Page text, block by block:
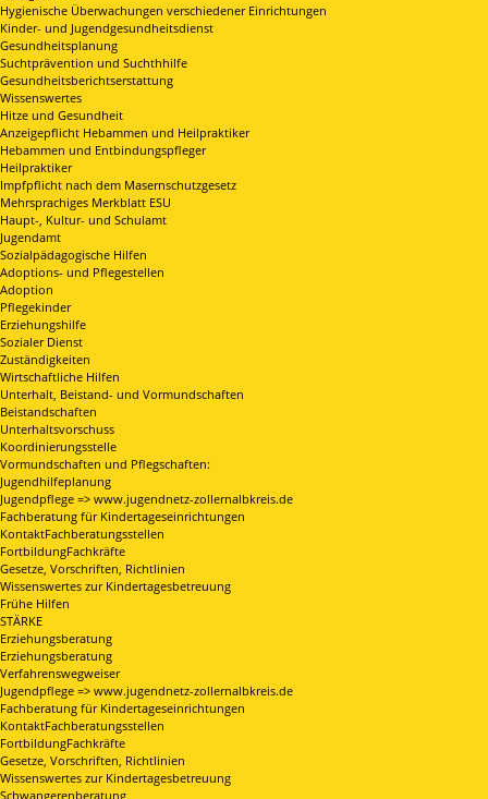
Hygienische Überwachungen verschiedener Einrichtungen
Kinder- und Jugendgesundheitsdienst
Gesundheitsplanung
Suchtprävention und Suchthhilfe
Gesundheitsberichtserstattung
Wissenswertes
Hitze und Gesundheit
Anzeigepflicht Hebammen und Heilpraktiker
Hebammen und Entbindungspfleger
Heilpraktiker
Impfpflicht nach dem Masernschutzgesetz
Mehrsprachiges Merkblatt ESU
Haupt-, Kultur- und Schulamt
Jugendamt
Sozialpädagogische Hilfen
Adoptions- und Pflegestellen
Adoption
Pflegekinder
Erziehungshilfe
Sozialer Dienst
Zuständigkeiten
Wirtschaftliche Hilfen
Unterhalt, Beistand- und Vormundschaften
Beistandschaften
Unterhaltsvorschuss
Koordinierungsstelle
Vormundschaften und Pflegschaften:
Jugendhilfeplanung
Jugendpflege => www.jugendnetz-zollernalbkreis.de
Fachberatung für Kindertageseinrichtungen
KontaktFachberatungsstellen
FortbildungFachkräfte
Gesetze, Vorschriften, Richtlinien
Wissenswertes zur Kindertagesbetreuung
Frühe Hilfen
STÄRKE
Erziehungsberatung
Erziehungsberatung
Verfahrenswegweiser
Jugendpflege => www.jugendnetz-zollernalbkreis.de
Fachberatung für Kindertageseinrichtungen
KontaktFachberatungsstellen
FortbildungFachkräfte
Gesetze, Vorschriften, Richtlinien
Wissenswertes zur Kindertagesbetreuung
Schwangerenberatung